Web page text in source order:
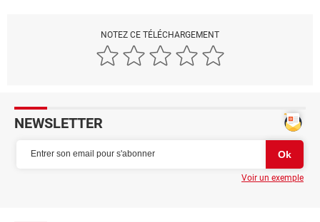
NOTEZ CE TÉLÉCHARGEMENT
NEWSLETTER
Voir un exemple